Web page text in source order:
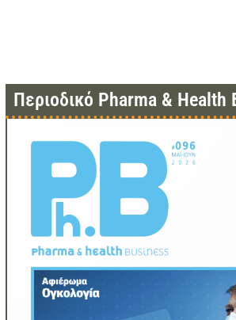
Περιοδικό Pharma & Health